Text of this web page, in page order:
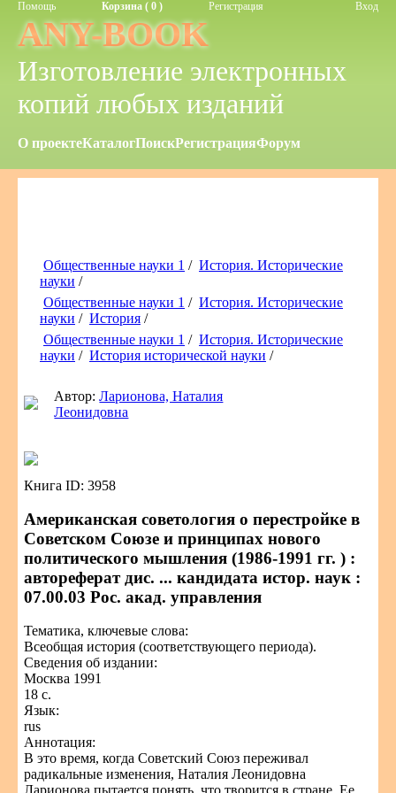
Помощь Корзина ( 0 ) Регистрация Вход
ANY-BOOK
Изготовление электронных
копий любых изданий
О проектеКаталогПоискРегистрацияФорум
Общественные науки 1 / История. Исторические
науки /
Общественные науки 1 / История. Исторические
науки / История /
Общественные науки 1 / История. Исторические
науки / История исторической науки /
Автор:Ларионова, Наталия
Леонидовна
Книга ID: 3958
Американская советология о перестройке в
Советском Союзе и принципах нового
политического мышления (1986-1991 гг. ) :
автореферат дис. ... кандидата истор. наук :
07.00.03 Рос. акад. управления
Тематика, ключевые слова:
Всеобщая история (соответствующего периода).
Сведения об издании:
Москва 1991
18 с.
Язык:
rus
Аннотация:
В это время, когда Советский Союз переживал
радикальные изменения, Наталия Леонидовна
Ларионова пытается понять, что творится в стране. Ее